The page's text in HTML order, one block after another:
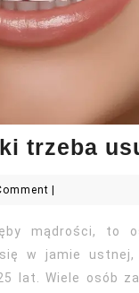
trzeba
w jamie ustnej,
lat. Wiele osób